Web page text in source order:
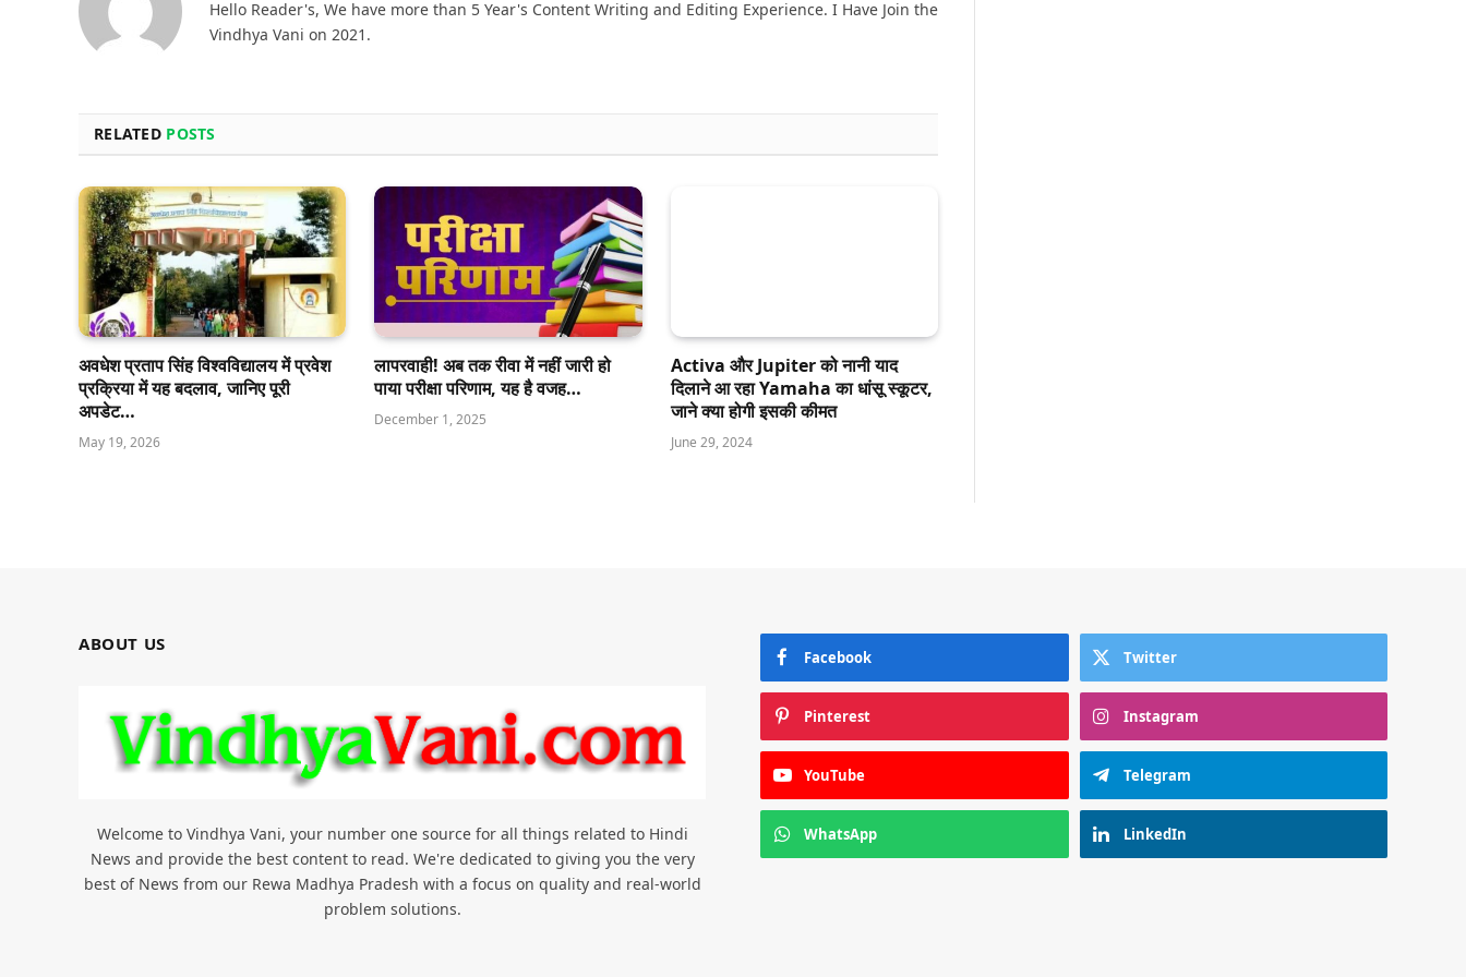
Hello Reader's, We have more than 5 Year's Content Writing and Editing Experience. I Have Join the
Vindhya Vani on 2021.
RELATED POSTS
अवधेश प्रताप सिंह विश्वविद्यालय में प्रवेश
प्रक्रिया में यह बदलाव, जानिए पूरी
अपडेट…
May 19, 2026
लापरवाही! अब तक रीवा में नहीं जारी हो
पाया परीक्षा परिणाम, यह है वजह…
December 1, 2025
Activa और Jupiter को नानी याद
दिलाने आ रहा Yamaha का धांसू स्कूटर,
जाने क्या होगी इसकी कीमत
June 29, 2024
ABOUT US
Welcome to Vindhya Vani, your number one source for all things related to Hindi
News and provide the best content to read. We're dedicated to giving you the very
best of News from our Rewa Madhya Pradesh with a focus on quality and real-world
problem solutions.
Facebook Twitter
Pinterest Instagram
YouTube Telegram
WhatsApp LinkedIn